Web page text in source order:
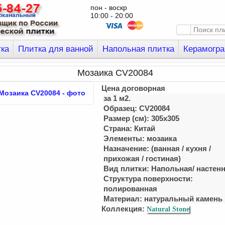
пон - воскр
10:00 - 20:00
Плитка для ванной Напольная плитка
Мозаика CV20084
Цена договорная
за 1 м2.
Образец: CV20084
Размер (см): 305x305
Страна: Китай
Элементы: мозаика
Назначение: (ванная / куxня /
приxожая / гостиная)
Вид плитки: Напольная/
Структура поверхности:
полированная
Материал: натуральный камень
Коллекция:Natural Stone